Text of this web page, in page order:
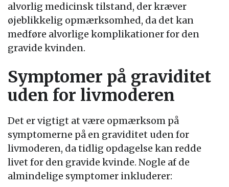
alvorlig medicinsk tilstand, der kræver
øjeblikkelig opmærksomhed, da det kan
medføre alvorlige komplikationer for den
gravide kvinden.
Symptomer på graviditet
uden for livmoderen
Det er vigtigt at være opmærksom på
symptomerne på en graviditet uden for
livmoderen, da tidlig opdagelse kan redde
livet for den gravide kvinde. Nogle af de
almindelige symptomer inkluderer: